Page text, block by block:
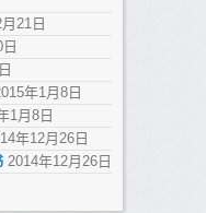
21日
年1月8日
1月8日
年12月26日
2014年12月26日